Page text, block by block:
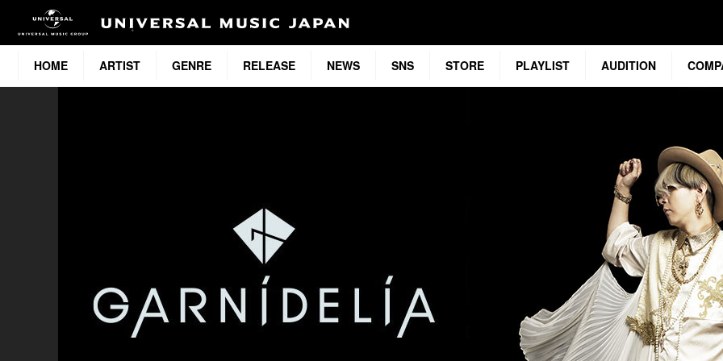
HOME ARTIST GENRE RELEASE NEWS SNS STORE PLAYLIST AUDITION